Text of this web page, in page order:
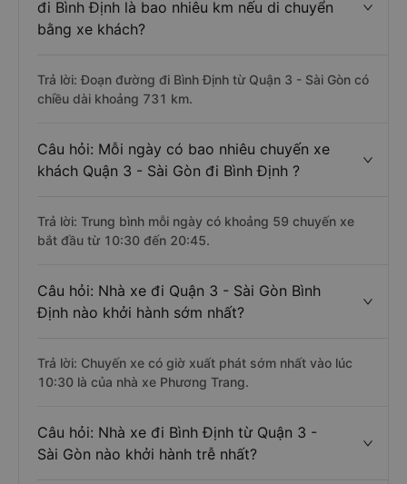
đi Bình Định là bao nhiêu km nếu di chuyển
bằng xe khách?
Trả lời: Đoạn đường đi Bình Định từ Quận 3 - Sài Gòn có
chiều dài khoảng 731 km.
Câu hỏi: Mỗi ngày có bao nhiêu chuyến xe
khách Quận 3 - Sài Gòn đi Bình Định ?
Trả lời: Trung bình mỗi ngày có khoảng 59 chuyến xe
bắt đầu từ 10:30 đến 20:45.
Câu hỏi: Nhà xe đi Quận 3 - Sài Gòn Bình
Định nào khởi hành sớm nhất?
Trả lời: Chuyến xe có giờ xuất phát sớm nhất vào lúc
10:30 là của nhà xe Phương Trang.
Câu hỏi: Nhà xe đi Bình Định từ Quận 3 -
Sài Gòn nào khởi hành trễ nhất?